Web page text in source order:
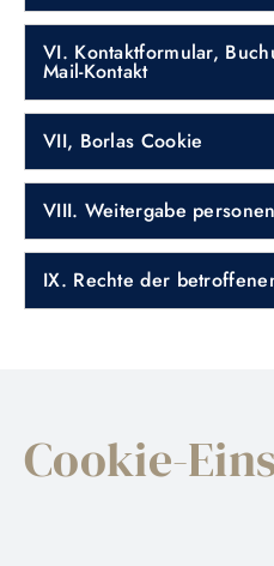
VI. Kontaktformular,
Mail-Kontakt
VII, Borlas Cookie
VIII. Weitergabe
IX. Rechte der
Cookie-